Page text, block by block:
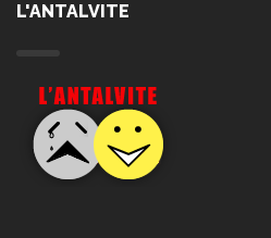
L'ANTALVITE